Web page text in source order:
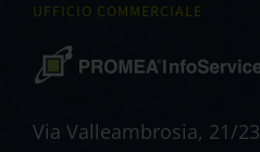
UFFICIO COMMERCIALE
Via Valleambrosia, 21/23